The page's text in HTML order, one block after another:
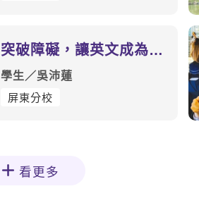
突破障礙，讓英文成為真
正的溝通工具
學生／吳沛蓮
屏東分校
看更多